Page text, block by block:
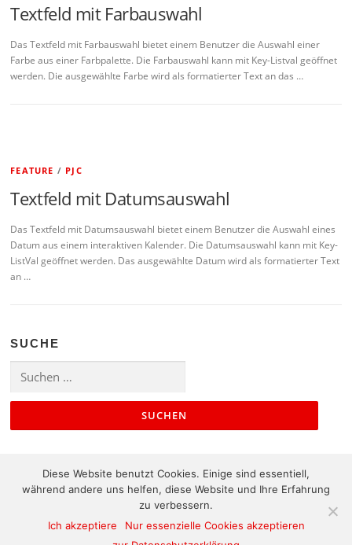
Textfeld mit Farbauswahl
Das Textfeld mit Farbauswahl bietet einem Benutzer die Auswahl einer
Farbe aus einer Farbpalette. Die Farbauswahl kann mit Key-Listval geöffnet
werden. Die ausgewählte Farbe wird als formatierter Text an das …
FEATURE / PJC
Textfeld mit Datumsauswahl
Das Textfeld mit Datumsauswahl bietet einem Benutzer die Auswahl eines
Datum aus einem interaktiven Kalender. Die Datumsauswahl kann mit Key-
ListVal geöffnet werden. Das ausgewählte Datum wird als formatierter Text
an …
SUCHE
nach:
Kontakt| Impressum |Sitemap
Diese Website benutzt Cookies. Einige sind essentiell,
während andere uns helfen, diese Website und Ihre Erfahrung
zu verbessern.
Ich akzeptiere
Nur essenzielle Cookies akzeptieren